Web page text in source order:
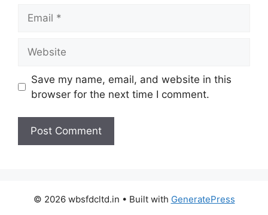
Save my name, email, and website in this
browser for the next time I comment.
© 2026 wbsfdcltd.in • Built with GeneratePress